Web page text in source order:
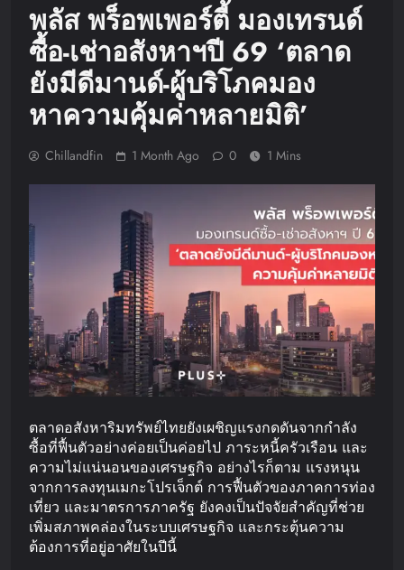
พลัส พร็อพเพอร์ตี้ มองเทรนด์
ซื้อ-เช่าอสังหาฯปี 69 ‘ตลาด
ยังมีดีมานด์-ผู้บริโภคมอง
หาความคุ้มค่าหลายมิติ’
Chillandfin 1 Month Ago 0 1 Mins
ตลาดอสังหาริมทรัพย์ไทยยังเผชิญแรงกดดันจากกำลัง
ซื้อที่ฟื้นตัวอย่างค่อยเป็นค่อยไป ภาระหนี้ครัวเรือน และ
ความไม่แน่นอนของเศรษฐกิจ อย่างไรก็ตาม แรงหนุน
จากการลงทุนเมกะโปรเจ็กต์ การฟื้นตัวของภาคการท่อง
เที่ยว และมาตรการภาครัฐ ยังคงเป็นปัจจัยสำคัญที่ช่วย
เพิ่มสภาพคล่องในระบบเศรษฐกิจ และกระตุ้นความ
ต้องการที่อยู่อาศัยในปีนี้